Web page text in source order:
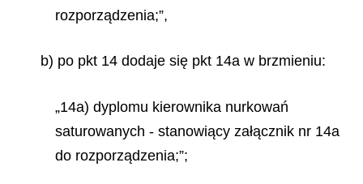
rozporządzenia;”,
b) po pkt 14 dodaje się pkt 14a w brzmieniu:
„14a) dyplomu kierownika nurkowań
saturowanych - stanowiący załącznik nr 14a
do rozporządzenia;”;